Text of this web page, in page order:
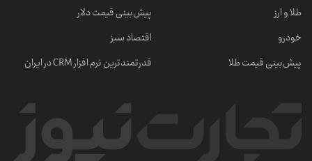
طلا و ارز
خودرو
پیش‌بینی قیمت طلا
پیش‌بینی قیمت دلار
اقتصاد سبز
قدرتمندترین نرم‌ افزار CRM در ایران